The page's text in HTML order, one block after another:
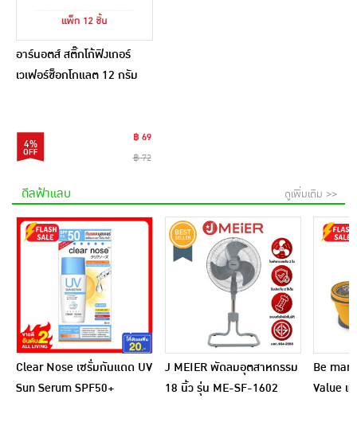
อาร์นอตส์ สติ๊กโก้ฟิงเกอร์
เวเฟอร์ช็อกโกแลต 12 กรัม
4%
฿ 69
฿ 72
ดีลฟ้าแลบ ดูเพิ่มเติม >>
Clear Nose เซรั่มกันแดด UV
Sun Serum SPF50+
J MEIER พัดลมอุตสาหกรรม
18 นิ้ว รุ่น ME-SF-1602
Be
Value แ